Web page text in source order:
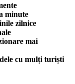
minute
zilnice
mai
cu mulți turiști